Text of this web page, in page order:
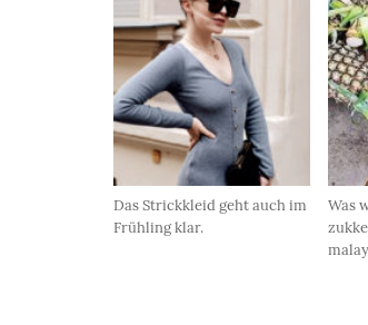
Das Strickkleid geht auch im
Frühling klar.
Was